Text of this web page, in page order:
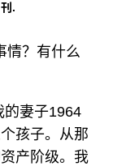
.
情？有什么
的妻子1964
孩子。从那
产阶级。我